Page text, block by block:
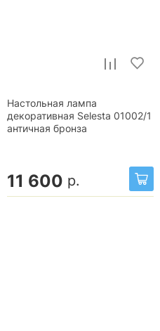
Настольная лампа
декоративная Selesta 01002/1
античная бронза
11 600 р.